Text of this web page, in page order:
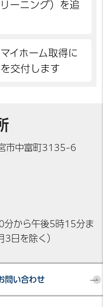
ーニング）を追
イホーム取得に
交付します
市中富町3135-6
分から午後5時15分ま
日を除く）
問い合わせ